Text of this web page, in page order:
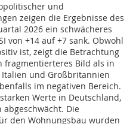
und
zeigen die Ergebnisse des
2026 ein schwächeres
von +14 auf +7 sank. Obwohl
ist, zeigt die Betrachtung
fragmentierteres Bild als in
und Großbritannien
im negativen Bereich.
Werte in Deutschland,
Die
den Wohnungsbau wurden